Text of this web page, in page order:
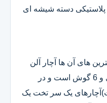
پلاستیکی دسته شیشه ای
های آن ها آچار آلن
(خود آن شامل آلن های خورشیدی و 6 گوش است و در
یک سر تخت یک